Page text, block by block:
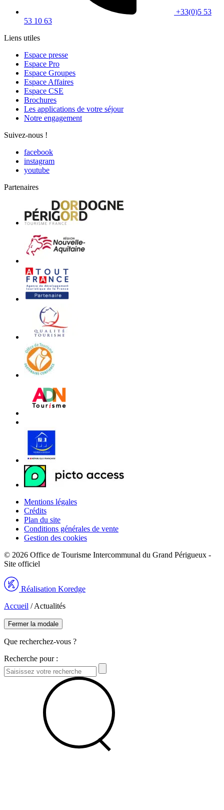
+33(0)5 53
53 10 63
Liens utiles
Espace presse
Espace Pro
Espace Groupes
Espace Affaires
Espace CSE
Brochures
Les applications de votre séjour
Notre engagement
Suivez-nous !
facebook
instagram
youtube
Partenaires
Mentions légales
Crédits
Plan du site
Conditions générales de vente
Gestion des cookies
© 2026 Office de Tourisme Intercommunal du Grand Périgueux -
Site officiel
Réalisation Koredge
Accueil /Actualités
Fermer la modale
Que recherchez-vous ?
Recherche pour :